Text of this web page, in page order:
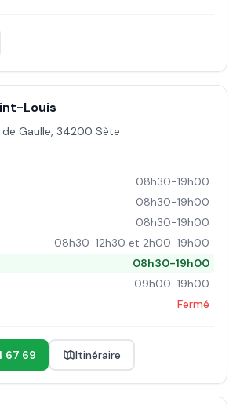
Louis
Gaulle, 34200 Sète
08h30-19h00
08h30-19h00
08h30-19h00
08h30-12h30 et 2h00-19h00
08h30-19h00
09h00-19h00
Fermé
67 69 Itinéraire